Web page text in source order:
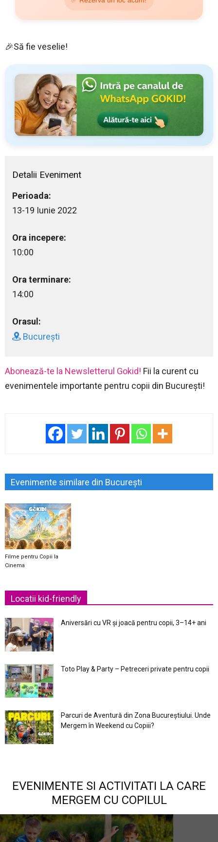
🎉Să fie veselie!
Detalii Eveniment
Perioada:
13-19 Iunie 2022
Ora incepere:
10:00
Ora terminare:
14:00
Orasul:
București
Abonează-te la Newsletterul Gokid! Fii la curent cu
evenimentele importante pentru copii din București!
Evenimente similare din București
Filme pentru Copii la
Cinema
Locatii kid-friendly
Aniversări cu VR și joacă pentru copii, 3–14+ ani
Toto Play & Party – Petreceri private pentru copii
Parcuri de Aventură din Zona Bucureştiului. Unde
Mergem în Weekend cu Copiii?
EVENIMENTE SI ACTIVITATI LA CARE
MERGEM CU COPILUL